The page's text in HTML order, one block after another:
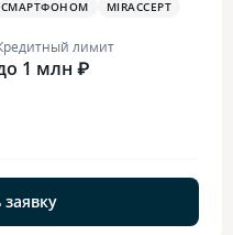
MIRACCEPT
лимит
1 млн ₽